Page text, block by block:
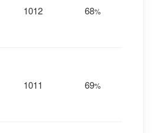
1012 68%
1011 69%